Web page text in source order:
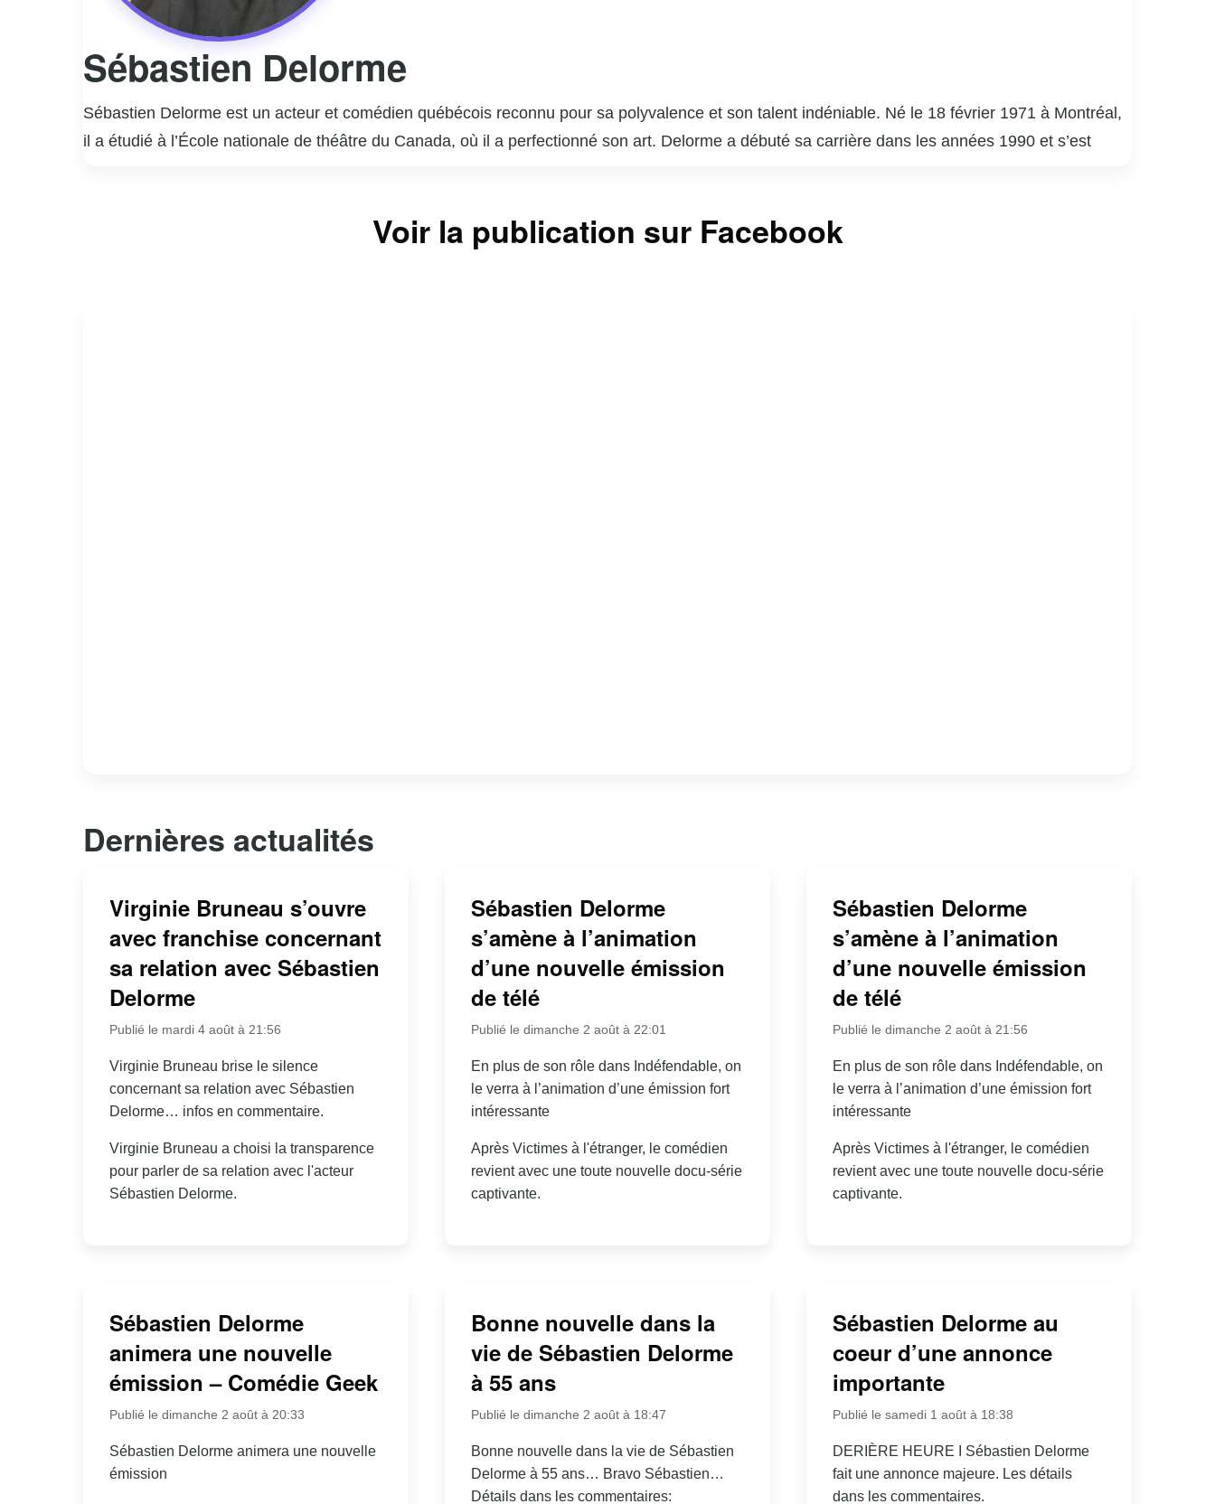
Sébastien Delorme
Sébastien Delorme est un acteur et comédien québécois reconnu pour sa polyvalence et son talent indéniable. Né le 18 février 1971 à Montréal,
il a étudié à l’École nationale de théâtre du Canada, où il a perfectionné son art. Delorme a débuté sa carrière dans les années 1990 et s’est
interprétation nuancée et authentique de personnages complexes lui a valu l’admiration du public et de la critique. En plus de ses performances à
Voir la publication sur Facebook
Dernières actualités
Virginie Bruneau s’ouvre
avec franchise concernant
sa relation avec Sébastien
Delorme
Publié le mardi 4 août à 21:56
Virginie Bruneau brise le silence
concernant sa relation avec Sébastien
Delorme… infos en commentaire.
Virginie Bruneau a choisi la transparence
pour parler de sa relation avec l'acteur
Sébastien Delorme.
Sébastien Delorme
s’amène à l’animation
d’une nouvelle émission
de télé
Publié le dimanche 2 août à 22:01
En plus de son rôle dans Indéfendable, on
le verra à l’animation d’une émission fort
intéressante
Après Victimes à l'étranger, le comédien
revient avec une toute nouvelle docu-série
captivante.
Sébastien Delorme
s’amène à l’animation
d’une nouvelle émission
de télé
Publié le dimanche 2 août à 21:56
En plus de son rôle dans Indéfendable, on
le verra à l’animation d’une émission fort
intéressante
Après Victimes à l'étranger, le comédien
revient avec une toute nouvelle docu-série
captivante.
Sébastien Delorme
animera une nouvelle
émission – Comédie Geek
Publié le dimanche 2 août à 20:33
Sébastien Delorme animera une nouvelle
émission
Bonne nouvelle dans la
vie de Sébastien Delorme
à 55 ans
Publié le dimanche 2 août à 18:47
Bonne nouvelle dans la vie de Sébastien
Delorme à 55 ans… Bravo Sébastien…
Détails dans les commentaires:
Sébastien Delorme au
coeur d’une annonce
importante
Publié le samedi 1 août à 18:38
DERIÈRE HEURE I Sébastien Delorme
fait une annonce majeure. Les détails
dans les commentaires.